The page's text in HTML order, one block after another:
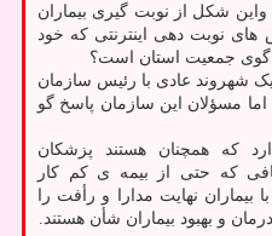
واین شکل از نوبت گیری بیماران
و چالش های نوبت دهی اینترنتی که خود
جمعیت استان است؟
شهروند عادی با رئیس سازمان
مسؤلان این سازمان پاسخ گو
که همچنان هستند پزشکان
که حتی از بیمه ی کم کار
نهایت مدارا و رأفت را
و بهبود بیماران شأن هستند.